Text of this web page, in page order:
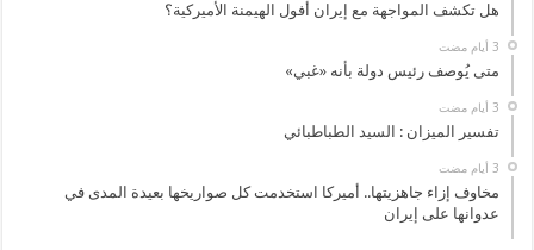
هل تكشف المواجهة مع إيران أفول الهيمنة الأميركية؟
متى يُوصف رئيس دولة بأنه «غبي»
تفسير الميزان : السيد الطباطبائي
مخاوف إزاء جاهزيتها.. أميركا استخدمت كل صواريخها بعيدة المدى في
عدوانها على إيران